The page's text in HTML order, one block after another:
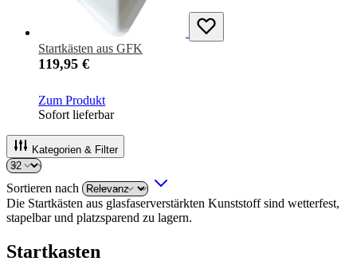
Startkästen aus GFK
119,95 €
Zum Produkt
Sofort lieferbar
Kategorien & Filter
Sortieren nach
Die Startkästen aus glasfaserverstärkten Kunststoff sind wetterfest,
stapelbar und platzsparend zu lagern.
Startkasten